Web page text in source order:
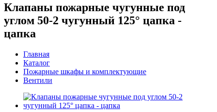
Клапаны пожарные чугунные под
углом 50-2 чугунный 125° цапка -
цапка
Главная
Каталог
Пожарные шкафы и комплектующие
Вентили